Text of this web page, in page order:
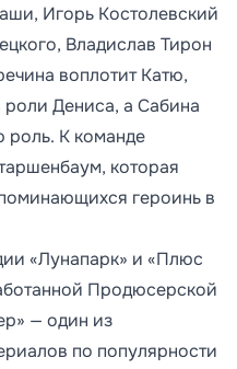
Игорь Костолевский
Владислав Тирон
воплотит Катю,
Дениса, а Сабина
К команде
которая
героинь в
«Лунапарк» и «Плюс
Продюсерской
— один из
по популярности